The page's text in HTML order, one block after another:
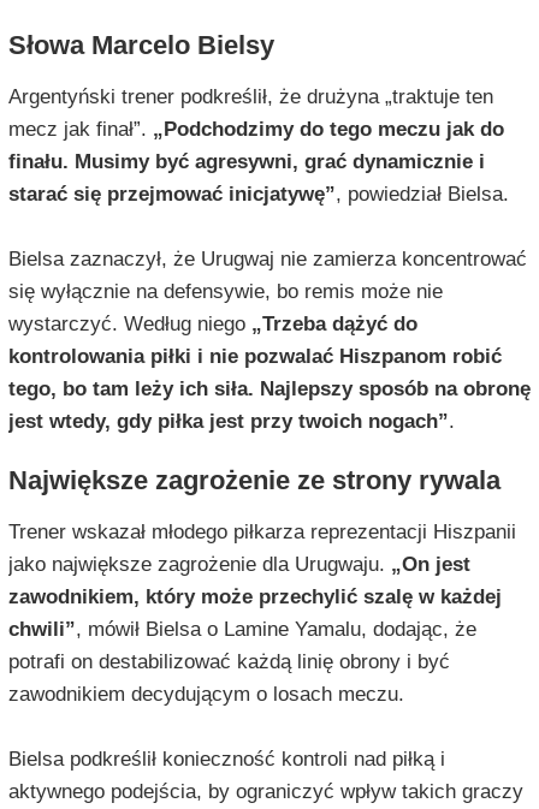
Słowa Marcelo Bielsy
Argentyński trener podkreślił, że drużyna „traktuje ten
mecz jak finał”. „Podchodzimy do tego meczu jak do
finału. Musimy być agresywni, grać dynamicznie i
starać się przejmować inicjatywę”, powiedział Bielsa.
Bielsa zaznaczył, że Urugwaj nie zamierza koncentrować
się wyłącznie na defensywie, bo remis może nie
wystarczyć. Według niego „Trzeba dążyć do
kontrolowania piłki i nie pozwalać Hiszpanom robić
tego, bo tam leży ich siła. Najlepszy sposób na obronę
jest wtedy, gdy piłka jest przy twoich nogach”.
Największe zagrożenie ze strony rywala
Trener wskazał młodego piłkarza reprezentacji Hiszpanii
jako największe zagrożenie dla Urugwaju. „On jest
zawodnikiem, który może przechylić szalę w każdej
chwili”, mówił Bielsa o Lamine Yamalu, dodając, że
potrafi on destabilizować każdą linię obrony i być
zawodnikiem decydującym o losach meczu.
Bielsa podkreślił konieczność kontroli nad piłką i
aktywnego podejścia, by ograniczyć wpływ takich graczy